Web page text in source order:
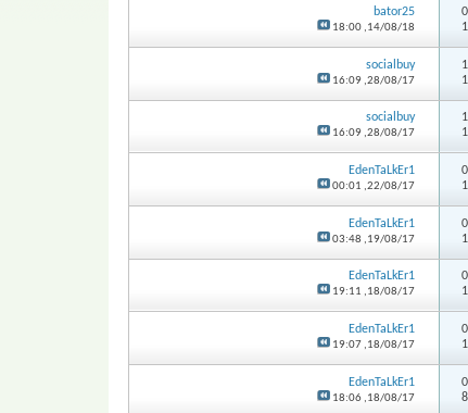
bator25
14/08/18,
18:00
socialbuy
28/08/17,
16:09
socialbuy
28/08/17,
16:09
EdenTaLkEr1
22/08/17,
00:01
EdenTaLkEr1
19/08/17,
03:48
EdenTaLkEr1
18/08/17,
19:11
EdenTaLkEr1
18/08/17,
19:07
EdenTaLkEr1
18/08/17,
18:06